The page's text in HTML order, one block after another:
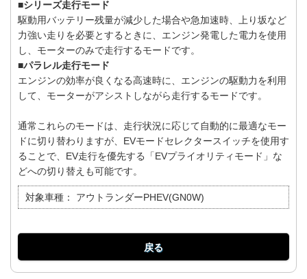
■シリーズ走行モード
駆動用バッテリー残量が減少した場合や急加速時、上り坂など
力強い走りを必要とするときに、エンジン発電した電力を使用
し、モーターのみで走行するモードです。
■パラレル走行モード
エンジンの効率が良くなる高速時に、エンジンの駆動力を利用
して、モーターがアシストしながら走行するモードです。
通常これらのモードは、走行状況に応じて自動的に最適なモー
ドに切り替わりますが、EVモードセレクタースイッチを使用す
ることで、EV走行を優先する「EVプライオリティモード」な
どへの切り替えも可能です。
対象車種： アウトランダーPHEV(GN0W)
戻る